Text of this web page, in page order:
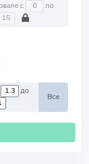
На интервале с по
до
Все